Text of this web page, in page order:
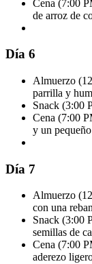
Cena (7:00
de arroz de
Día 6
Almuerzo
parrilla y
Snack (3:00
Cena (7:00
y un
Día 7
Almuerzo
con una
Snack (3:00
semillas de
Cena (7:00
aderezo